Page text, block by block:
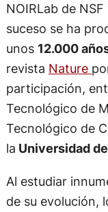
NOIRLab de
suceso se ha
unos 12.000
revista Nature
participación,
Tecnológico de
Tecnológico de
la Universidad
Al estudiar
de su evolución,